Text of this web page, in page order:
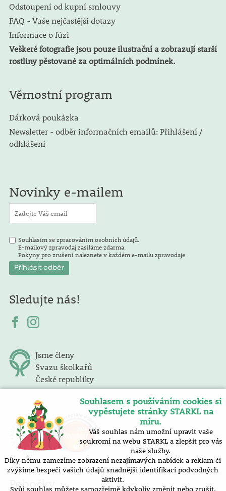
Odstoupení od kupní smlouvy
FAQ - Vaše nejčastější dotazy
Informace o fúzi
Veškeré fotografie jsou pouze ilustrační a zobrazují starší
rostliny pěstované za optimálních podmínek.
Věrnostní program
Dárková poukázka
Newsletter - odběr informačních emailů: Přihlášení /
odhlášení
Novinky e-mailem
Souhlasím se zpracováním osobních údajů.
E-mailový zpravodaj zasíláme zdarma.
Pokyny pro zrušení naleznete v každém e-mailu zpravodaje.
Sledujte nás!
Jsme členy
Svazu školkařů
České republiky
Pobočky
Souhlasem s používáním cookies si
vypěstujete stránky STARKL na
míru.
Váš souhlas nám umožní upravit vaše
soukromí na webu STARKL a zlepšit pro vás
naše služby.
Díky němu zamezíme zobrazení nezajímavých nabídek a reklam či
zvýšíme bezpečí vašich údajů snadnější identifikací podvodných
aktivit.
Svůj souhlas můžete samozřejmě kdykoliv změnit nebo zrušit.